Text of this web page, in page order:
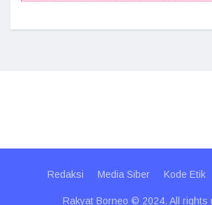
Redaksi Media Siber Kode Etik
Rakyat Borneo © 2024. All rights